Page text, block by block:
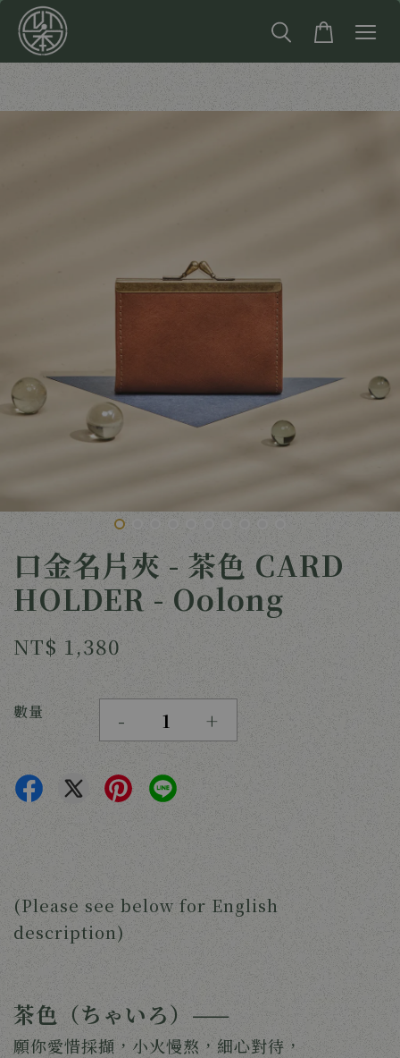
口金名片夾 - 茶色 CARD
HOLDER - Oolong
NT$ 1,380
數量 - +
(Please see below for English
description)
茶色（ちゃいろ）——
願你愛惜採擷，小火慢熬，細心對待，